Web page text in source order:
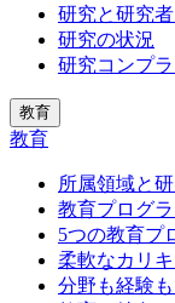
研究と研究
研究の状況
研究コンプ
教育
教育
所属領域と
教育プログ
5つの教育プ
柔軟なカリ
分野も経験